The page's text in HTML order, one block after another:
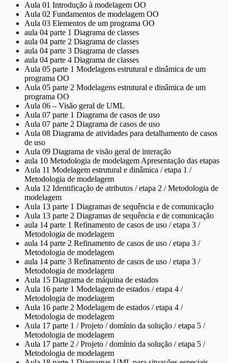
Aula 01 Introdução à modelagem OO
Aula 02 Fundamentos de modelagem OO
Aula 03 Elementos de um programa OO
aula 04 parte 1 Diagrama de classes
aula 04 parte 2 Diagrama de classes
aula 04 parte 3 Diagrama de classes
aula 04 parte 4 Diagrama de classes
Aula 05 parte 1 Modelagens estrutural e dinâmica de um
programa OO
Aula 05 parte 2 Modelagens estrutural e dinâmica de um
programa OO
Aula 06 – Visão geral de UML
Aula 07 parte 1 Diagrama de casos de uso
Aula 07 parte 2 Diagrama de casos de uso
Aula 08 Diagrama de atividades para detalhamento de casos
de uso
Aula 09 Diagrama de visão geral de interação
aula 10 Metodologia de modelagem Apresentação das etapas
Aula 11 Modelagem estrutural e dinâmica / etapa 1 /
Metodologia de modelagem
Aula 12 Identificação de atributos / etapa 2 / Metodologia de
modelagem
Aula 13 parte 1 Diagramas de sequência e de comunicação
Aula 13 parte 2 Diagramas de sequência e de comunicação
aula 14 parte 1 Refinamento de casos de uso / etapa 3 /
Metodologia de modelagem
aula 14 parte 2 Refinamento de casos de uso / etapa 3 /
Metodologia de modelagem
aula 14 parte 3 Refinamento de casos de uso / etapa 3 /
Metodologia de modelagem
Aula 15 Diagrama de máquina de estados
Aula 16 parte 1 Modelagem de estados / etapa 4 /
Metodologia de modelagem
Aula 16 parte 2 Modelagem de estados / etapa 4 /
Metodologia de modelagem
Aula 17 parte 1 / Projeto / domínio da solução / etapa 5 /
Metodologia de modelagem
Aula 17 parte 2 / Projeto / domínio da solução / etapa 5 /
Metodologia de modelagem